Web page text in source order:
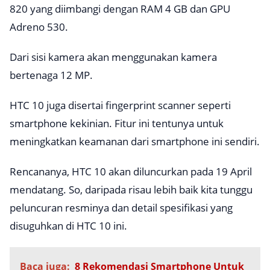
820 yang diimbangi dengan RAM 4 GB dan GPU
Adreno 530.
Dari sisi kamera akan menggunakan kamera
bertenaga 12 MP.
HTC 10 juga disertai fingerprint scanner seperti
smartphone kekinian. Fitur ini tentunya untuk
meningkatkan keamanan dari smartphone ini sendiri.
Rencananya, HTC 10 akan diluncurkan pada 19 April
mendatang. So, daripada risau lebih baik kita tunggu
peluncuran resminya dan detail spesifikasi yang
disuguhkan di HTC 10 ini.
Baca juga: 8 Rekomendasi Smartphone Untuk